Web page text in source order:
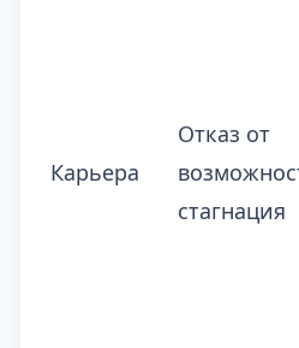
Карьера
Отказ от
стагнация